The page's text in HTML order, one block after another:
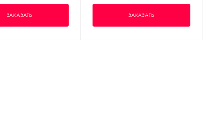
ЗАКАЗАТЬ ЗАКАЗАТЬ